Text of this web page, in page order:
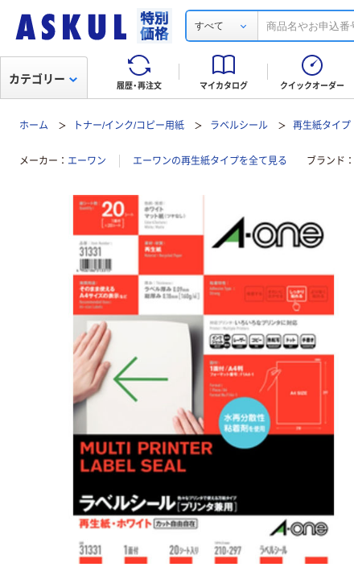
すべて
履歴・再注文 マイカタログ クイックオーダー
カテゴリー
ホーム トナー/インク/コピー用紙 ラベルシール 再生紙タイプ
メーカー エーワン エーワンの再生紙タイプを全て見る ブランド